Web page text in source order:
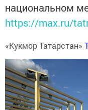
национальном
https://max.ru/
«Кукмор Татарстан»